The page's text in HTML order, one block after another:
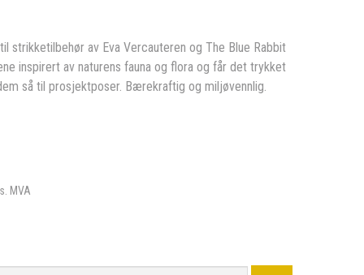
strikketilbehør av Eva Vercauteren og The Blue Rabbit
inspirert av naturens fauna og flora og får det trykket
så til prosjektposer. Bærekraftig og miljøvennlig.
MVA